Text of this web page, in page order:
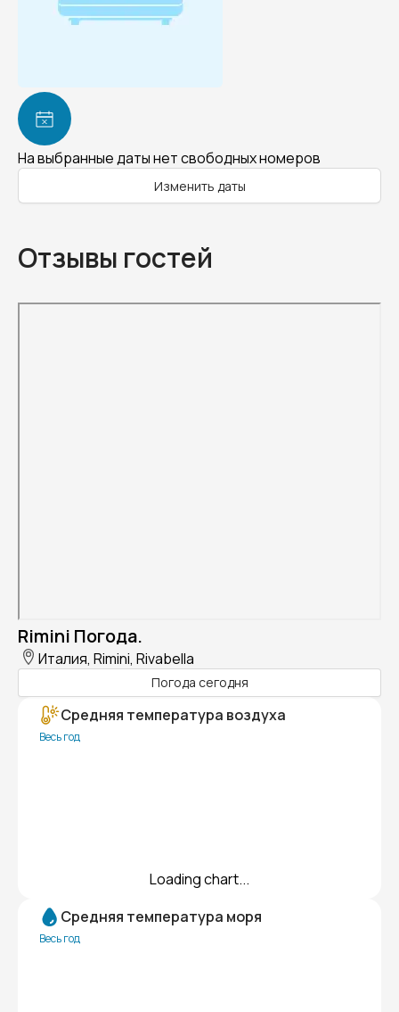
На выбранные даты нет свободных номеров
Изменить даты
Отзывы гостей
Rimini Погода.
Италия, Rimini, Rivabella
Погода сегодня
Средняя температура воздуха
Весь год
Loading chart...
Средняя температура моря
Весь год